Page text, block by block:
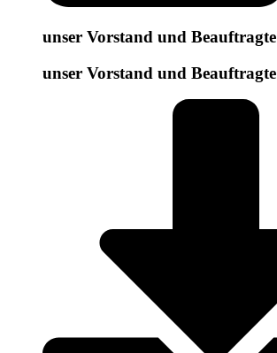
unser Vorstand und Beauftragte
unser Vorstand und Beauftragte